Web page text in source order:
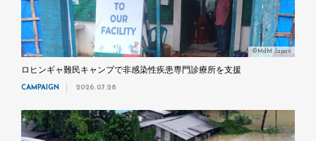
©MdM Japan
ロヒンギャ難民キャンプで非感染性疾患専門診療所を支援
CAMPAIGN 2026.07.28